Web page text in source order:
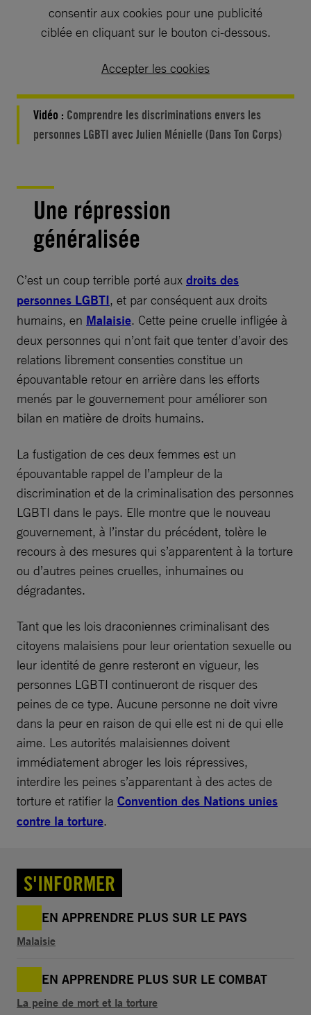
consentir aux cookies pour une publicité
ciblée en cliquant sur le bouton ci-dessous.
Accepter les cookies
Vidéo : Comprendre les discriminations envers les
personnes LGBTI avec Julien Ménielle (Dans Ton Corps)
Une répression
généralisée
C’est un coup terrible porté aux droits des
personnes LGBTI, et par conséquent aux droits
humains, en Malaisie. Cette peine cruelle infligée à
deux personnes qui n’ont fait que tenter d’avoir des
relations librement consenties constitue un
épouvantable retour en arrière dans les efforts
menés par le gouvernement pour améliorer son
bilan en matière de droits humains.
La fustigation de ces deux femmes est un
épouvantable rappel de l’ampleur de la
discrimination et de la criminalisation des personnes
LGBTI dans le pays. Elle montre que le nouveau
gouvernement, à l’instar du précédent, tolère le
recours à des mesures qui s’apparentent à la torture
ou d’autres peines cruelles, inhumaines ou
dégradantes.
Tant que les lois draconiennes criminalisant des
citoyens malaisiens pour leur orientation sexuelle ou
leur identité de genre resteront en vigueur, les
personnes LGBTI continueront de risquer des
peines de ce type. Aucune personne ne doit vivre
dans la peur en raison de qui elle est ni de qui elle
aime. Les autorités malaisiennes doivent
immédiatement abroger les lois répressives,
interdire les peines s’apparentant à des actes de
torture et ratifier la Convention des Nations unies
contre la torture.
S'INFORMER
EN APPRENDRE PLUS SUR LE PAYS
Malaisie
EN APPRENDRE PLUS SUR LE COMBAT
La peine de mort et la torture